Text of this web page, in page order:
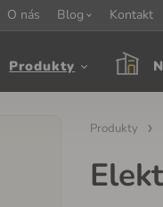
O nás Blog Kontakt
+421 907 263 473
Produkty
Produkty